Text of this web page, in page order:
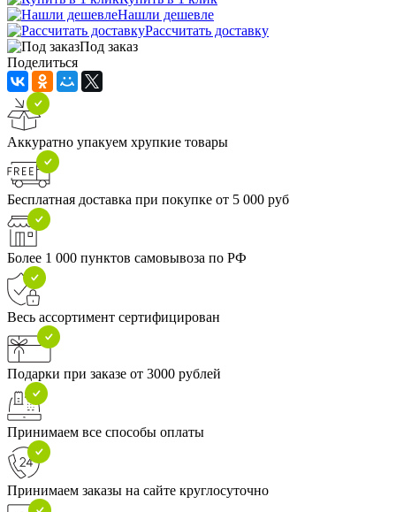
Нашли дешевле
Рассчитать доставку
Под заказ
Поделиться
Аккуратно упакуем хрупкие товары
Бесплатная доставка при покупке от 5 000 руб
Более 1 000 пунктов самовывоза по РФ
Весь ассортимент сертифицирован
Подарки при заказе от 3000 рублей
Принимаем все способы оплаты
Принимаем заказы на сайте круглосуточно